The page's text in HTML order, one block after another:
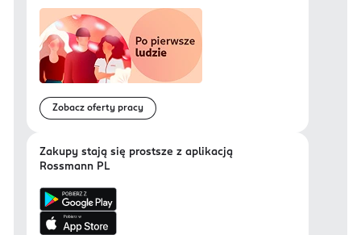
Zobacz oferty pracy
Zakupy stają się prostsze z aplikacją
Rossmann PL